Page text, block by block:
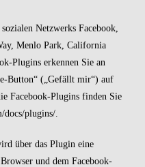
Netzwerks Facebook,
Menlo Park, California
Plugins erkennen Sie an
Button“ („Gefällt mir“) auf
Facebook-Plugins finden Sie
docs/plugins/.
über das Plugin eine
und dem Facebook-